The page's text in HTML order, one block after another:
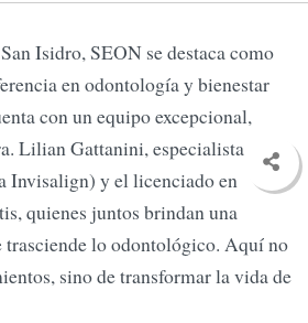
Isidro, SEON se destaca como
en odontología y bienestar
con un equipo excepcional,
Lilian Gattanini, especialista en
Invisalign) y el licenciado en
quienes juntos brindan una
trasciende lo odontológico. Aquí no
sino de transformar la vida de